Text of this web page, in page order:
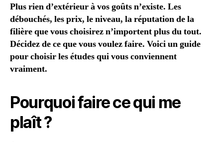
Plus rien d’extérieur à vos goûts n’existe. Les
débouchés, les prix, le niveau, la réputation de la
filière que vous choisirez n’importent plus du tout.
Décidez de ce que vous voulez faire. Voici un guide
pour choisir les études qui vous conviennent
vraiment.
Pourquoi faire ce qui me
plaît ?